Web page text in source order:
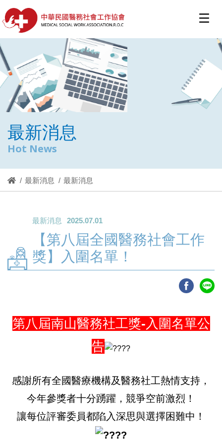
最新消息
Hot News
最新消息 最新消息
最新消息 2025.07.01
【第八屆全國醫務社會工作
獎】入圍名單！
第八屆南山醫務社工獎-入圍名單公
告
感謝所有全國醫療機構及醫務社工熱情支持，
今年參獎者十分踴躍，競爭空前激烈！
讓每位評審委員都陷入深思與選擇困難中！